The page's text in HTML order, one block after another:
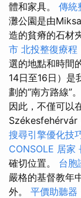
體和家具。 傳統
灘公園是由
造的貧瘠的石材
市 北投整復療程
選的地點和時間
14日至16日）是
劃的“南方路線”。
因此，不僅可以
Székesfehérvár
搜尋引擎優化技
CONSOLE 居家
確切位置。 台胞
嚴格的基督教年
外。 平價助聽器